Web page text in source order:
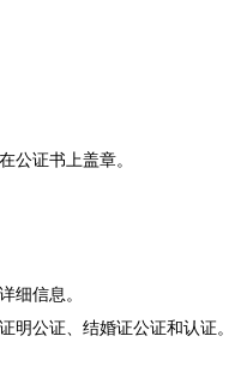
公证书上盖章。
细信息。
明公证、结婚证公证和认证。